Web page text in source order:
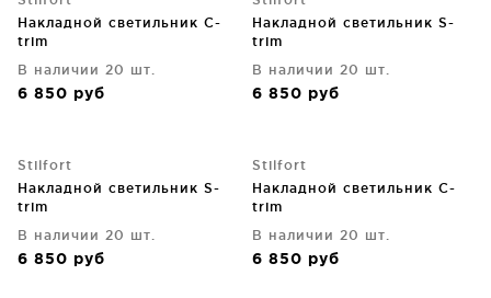
Накладной светильник C-
trim
В наличии 20 шт.
6 850 руб
Накладной светильник S-
trim
В наличии 20 шт.
6 850 руб
Stilfort
Накладной светильник S-
trim
В наличии 20 шт.
6 850 руб
Stilfort
Накладной светильник C-
trim
В наличии 20 шт.
6 850 руб